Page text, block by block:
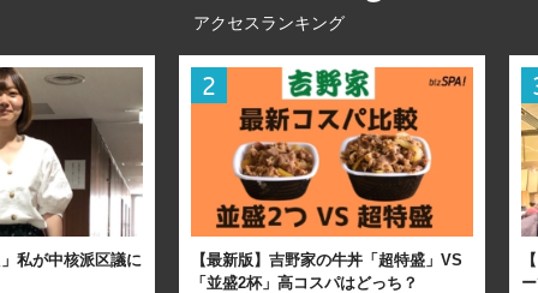
アクセスランキング
私が中核派区議に
【最新版】吉野家の牛丼「超特盛」VS
「並盛2杯」高コスパはどっち？